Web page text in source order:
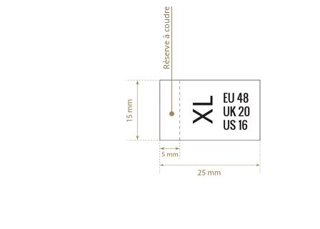
Réserve à coudre